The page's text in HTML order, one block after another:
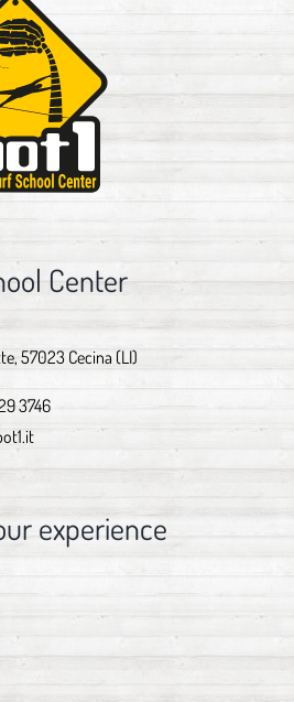
Center
57023 Cecina (LI)
3746
experience